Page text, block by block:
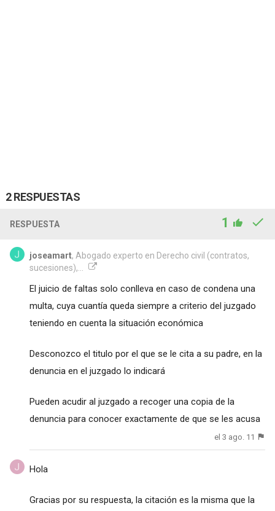
2 RESPUESTAS
RESPUESTA 1
joseamart, Abogado experto en Derecho civil (contratos,
sucesiones),...
El juicio de faltas solo conlleva en caso de condena una
multa, cuya cuantía queda siempre a criterio del juzgado
teniendo en cuenta la situación económica
Desconozco el titulo por el que se le cita a su padre, en la
denuncia en el juzgado lo indicará
Pueden acudir al juzgado a recoger una copia de la
denuncia para conocer exactamente de que se les acusa
el 3 ago. 11
Hola
Gracias por su respuesta, la citación es la misma que la